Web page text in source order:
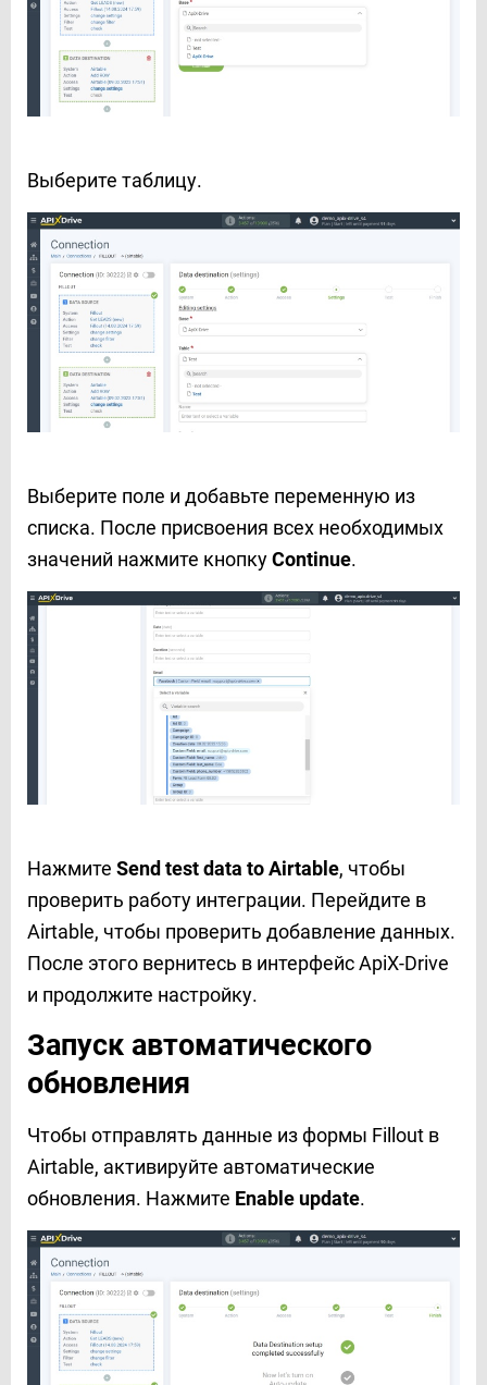
Выберите таблицу.
Выберите поле и добавьте переменную из
списка. После присвоения всех необходимых
значений нажмите кнопкуContinue.
Нажмите Send test data to Airtable, чтобы
проверить работу интеграции. Перейдите в
Airtable, чтобы проверить добавление данных.
После этого вернитесь в интерфейс ApiX-Drive
и продолжите настройку.
Запуск автоматического
обновления
Чтобы отправлять данные из формы Fillout в
Airtable, активируйте автоматические
обновления. Нажмите Enable update.